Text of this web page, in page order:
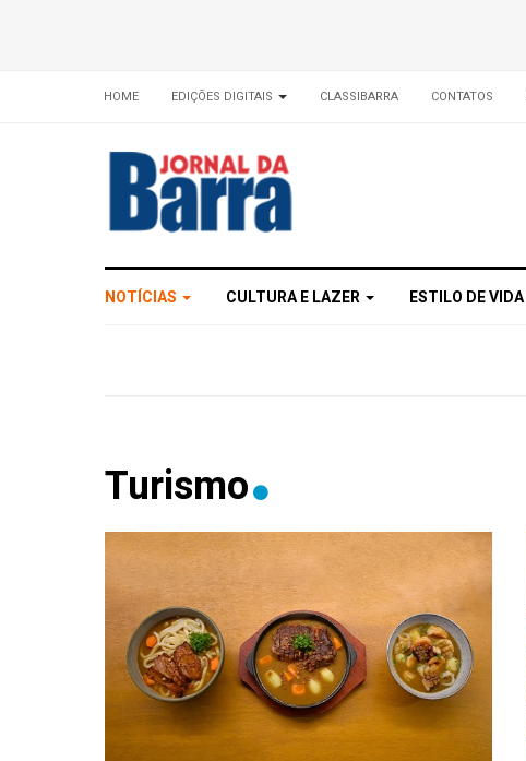
HOME EDIÇÕES DIGITAIS CLASSIBARRA CONTATOS
NOTÍCIAS CULTURA E LAZER ESTILO DE VIDA
Turismo